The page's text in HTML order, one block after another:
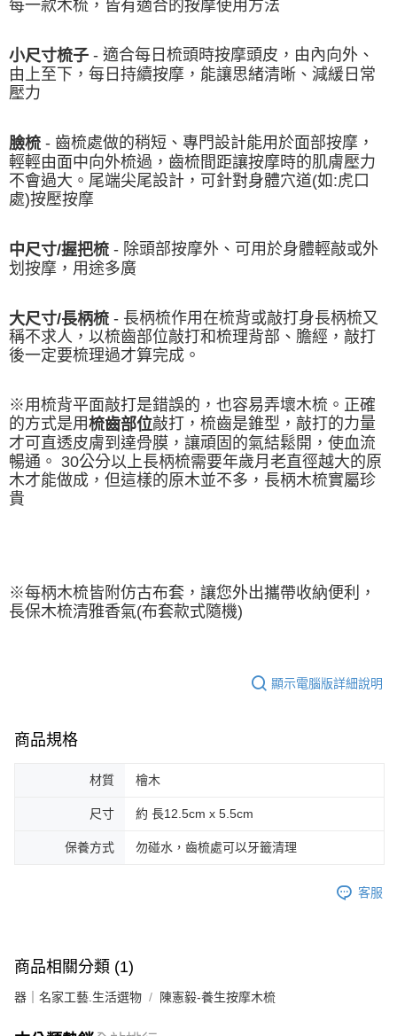
每一款木梳，皆有適合的按摩使用方法
小尺寸梳子 - 適合每日梳頭時按摩頭皮，由內向外、
由上至下，每日持續按摩，能讓思緒清晰、減緩日常
壓力
臉梳 - 齒梳處做的稍短、專門設計能用於面部按摩，
輕輕由面中向外梳過，齒梳間距讓按摩時的肌膚壓力
不會過大。尾端尖尾設計，可針對身體穴道(如:虎口
處)按壓按摩
中尺寸/握把梳 - 除頭部按摩外、可用於身體輕敲或外
划按摩，用途多廣
大尺寸/長柄梳 - 長柄梳作用在梳背或敲打身長柄梳又
稱不求人，以梳齒部位敲打和梳理背部、膽經，敲打
後一定要梳理過才算完成。
※用梳背平面敲打是錯誤的，也容易弄壞木梳。正確
的方式是用梳齒部位敲打，梳齒是錐型，敲打的力量
才可直透皮膚到達骨膜，讓頑固的氣結鬆開，使血流
暢通。 30公分以上長柄梳需要年歲月老直徑越大的原
木才能做成，但這樣的原木並不多，長柄木梳實屬珍
貴
※每柄木梳皆附仿古布套，讓您外出攜帶收納便利，
長保木梳清雅香氣(布套款式隨機)
顯示電腦版詳細說明
商品規格
材質 檜木
尺寸 約 長12.5cm x 5.5cm
保養方式 勿碰水，齒梳處可以牙籤清理
客服
商品相關分類 (1)
器｜名家工藝.生活選物 陳憲毅-養生按摩木梳